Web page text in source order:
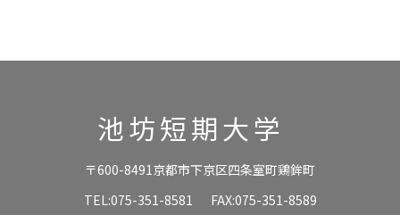
池坊短期大学
〒600-8491京都市下京区四条室町鶏鉾町
TEL:075-351-8581
FAX:075-351-8589